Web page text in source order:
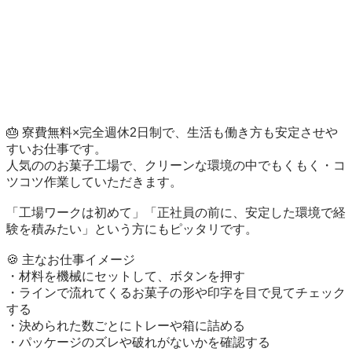
🎂 寮費無料×完全週休2日制で、生活も働き方も安定させや
すいお仕事です。
人気ののお菓子工場で、クリーンな環境の中でもくもく・コ
ツコツ作業していただきます。
「工場ワークは初めて」「正社員の前に、安定した環境で経
験を積みたい」という方にもピッタリです。
🍪 主なお仕事イメージ
・材料を機械にセットして、ボタンを押す
・ラインで流れてくるお菓子の形や印字を目で見てチェック
する
・決められた数ごとにトレーや箱に詰める
・パッケージのズレや破れがないかを確認する